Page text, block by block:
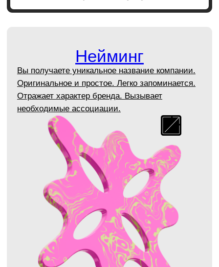
Дизайн упаковки
Мы проектируем упаковку, которая будет
выгодно выделять ваш продукт на рынке и
привлекать внимание потребителей.
Заказать дизайн упаковки
Подробнее об услуге
Позиционирование
Стратегия бренда, цель которой понять суть